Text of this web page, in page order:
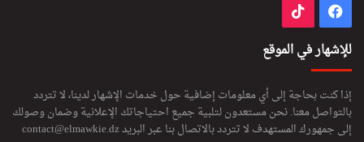
فيسبوك
للإشهار في الموقع
إذا كنت بحاجة إلى أي معلومات إضافية حول خدمات الإشهار لدينا، لا تتردد
بالتواصل معنا. نحن مستعدون لتلبية جميع احتياجاتك الإعلانية وضمان وصولك
إلى جمهورك المستهدف لا تتردد بالاتصال بنا عبر البريدcontact@elmawkie.dz